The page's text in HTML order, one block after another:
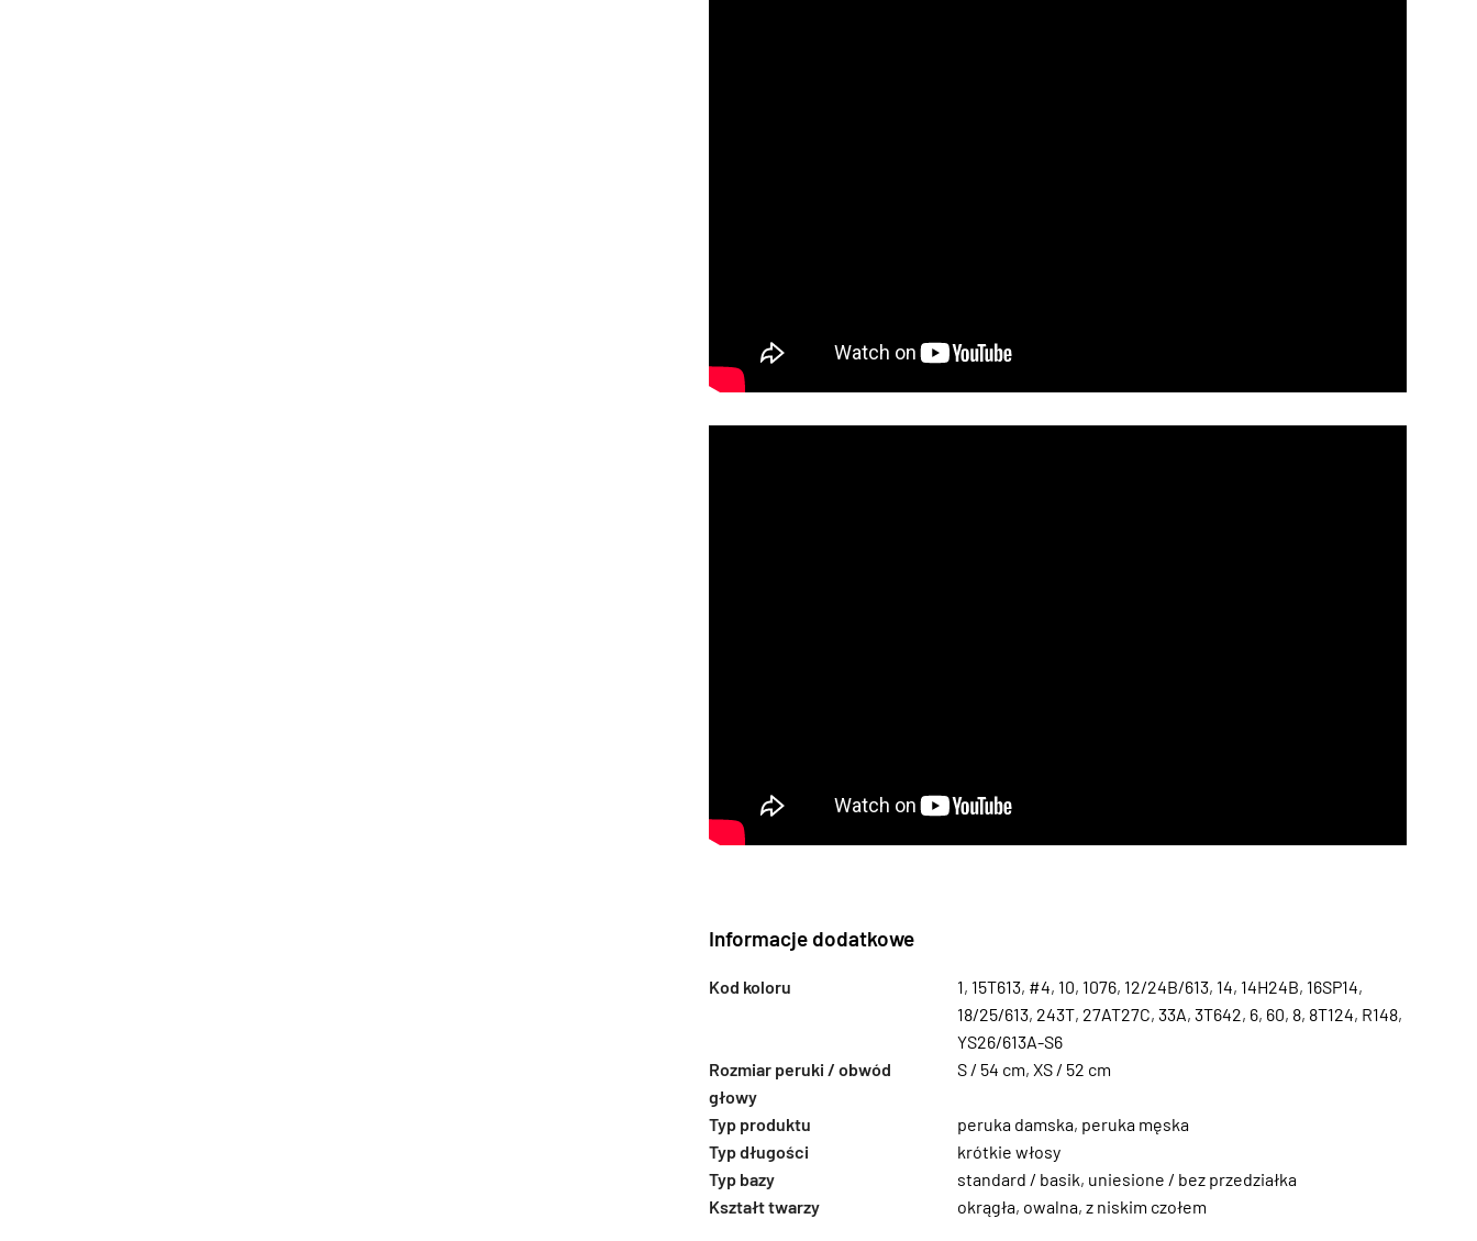
Informacje dodatkowe
Kod koloru 1, 15T613, #4, 10, 1076, 12/24B/613, 14, 14H24B, 16SP14,
18/25/613, 243T, 27AT27C, 33A, 3T642, 6, 60, 8, 8T124, R148,
YS26/613A-S6
Rozmiar peruki / obwód
głowy
S / 54 cm, XS / 52 cm
Typ produktu peruka damska, peruka męska
Typ długości
krótkie włosy
Typ bazy
standard / basik, uniesione / bez przedziałka
Kształt twarzy
okrągła, owalna, z niskim czołem